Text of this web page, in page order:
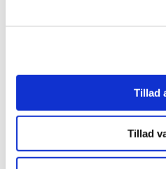
Tillad
Tillad